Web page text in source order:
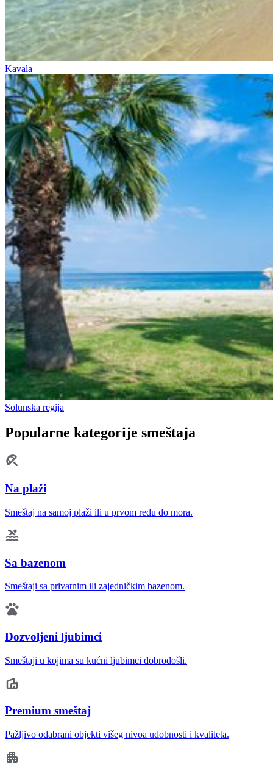
Kavala
Solunska regija
Popularne kategorije smeštaja
Na plaži
Smeštaj na samoj plaži ili u prvom redu do mora.
Sa bazenom
Smeštaji sa privatnim ili zajedničkim bazenom.
Dozvoljeni ljubimci
Smeštaji u kojima su kućni ljubimci dobrodošli.
Premium smeštaj
Pažljivo odabrani objekti višeg nivoa udobnosti i kvaliteta.